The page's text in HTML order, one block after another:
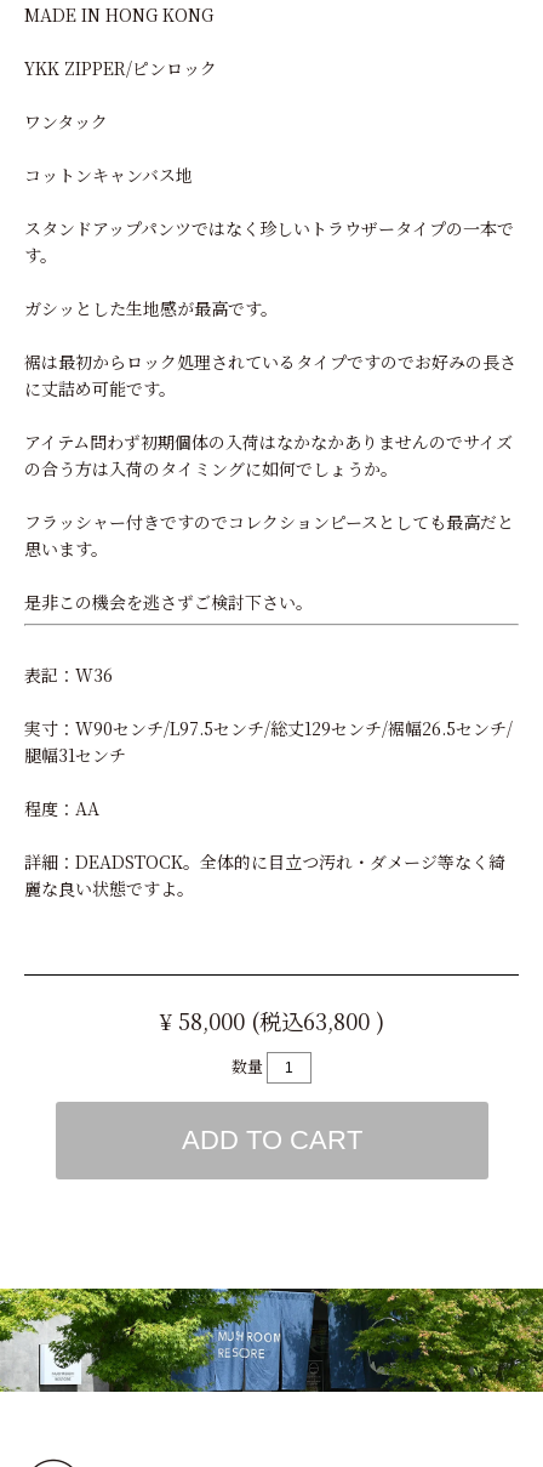
MADE IN HONG KONG
YKK ZIPPER/ピンロック
ワンタック
コットンキャンバス地
スタンドアップパンツではなく珍しいトラウザータイプの一本で
す。
ガシッとした生地感が最高です。
裾は最初からロック処理されているタイプですのでお好みの長さ
に丈詰め可能です。
アイテム問わず初期個体の入荷はなかなかありませんのでサイズ
の合う方は入荷のタイミングに如何でしょうか。
フラッシャー付きですのでコレクションピースとしても最高だと
思います。
是非この機会を逃さずご検討下さい。
表記：W36
実寸：W90センチ/L97.5センチ/総丈129センチ/裾幅26.5センチ/
腿幅31センチ
程度：AA
詳細：DEADSTOCK。全体的に目立つ汚れ・ダメージ等なく綺
麗な良い状態ですよ。
¥ 58,000 (税込63,800 )
数量
ADD TO CART